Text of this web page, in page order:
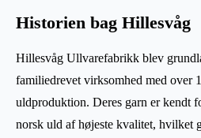
Historien bag Hillesvåg
Hillesvåg Ullvarefabrikk blev
familiedrevet virksomhed med over
uldproduktion. Deres garn er kendt
norsk uld af højeste kvalitet, hvilket